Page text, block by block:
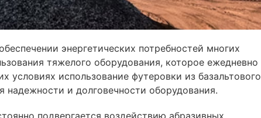
энергетических потребностей многих
тяжелого оборудования, которое ежедневно
условиях использование футеровки из базальтового
и долговечности оборудования.